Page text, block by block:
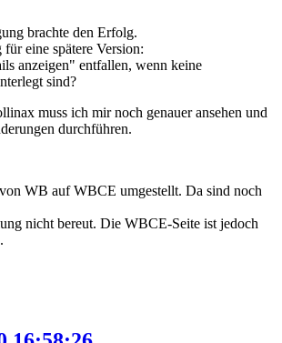
brachte den Erfolg.
eine spätere Version:
anzeigen" entfallen, wenn keine
sind?
muss ich mir noch genauer ansehen und
durchführen.
WB auf WBCE umgestellt. Da sind noch
nicht bereut. Die WBCE-Seite ist jedoch